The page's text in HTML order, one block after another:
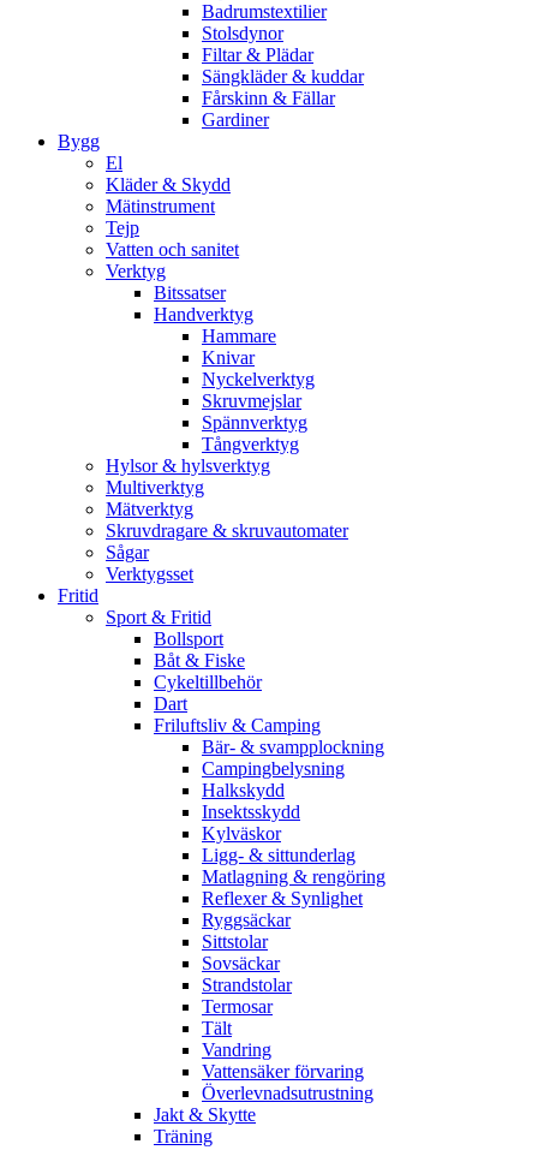
Badrumstextilier
Stolsdynor
Filtar & Plädar
Sängkläder & kuddar
Fårskinn & Fällar
Gardiner
Bygg
El
Kläder & Skydd
Mätinstrument
Tejp
Vatten och sanitet
Verktyg
Bitssatser
Handverktyg
Hammare
Knivar
Nyckelverktyg
Skruvmejslar
Spännverktyg
Tångverktyg
Hylsor & hylsverktyg
Multiverktyg
Mätverktyg
Skruvdragare & skruvautomater
Sågar
Verktygsset
Fritid
Sport & Fritid
Bollsport
Båt & Fiske
Cykeltillbehör
Dart
Friluftsliv & Camping
Bär- & svampplockning
Campingbelysning
Halkskydd
Insektsskydd
Kylväskor
Ligg- & sittunderlag
Matlagning & rengöring
Reflexer & Synlighet
Ryggsäckar
Sittstolar
Sovsäckar
Strandstolar
Termosar
Tält
Vandring
Vattensäker förvaring
Överlevnadsutrustning
Jakt & Skytte
Träning